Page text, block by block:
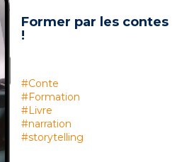
Former par les contes
!
#Conte
#Formation
#Livre
#narration
#storytelling